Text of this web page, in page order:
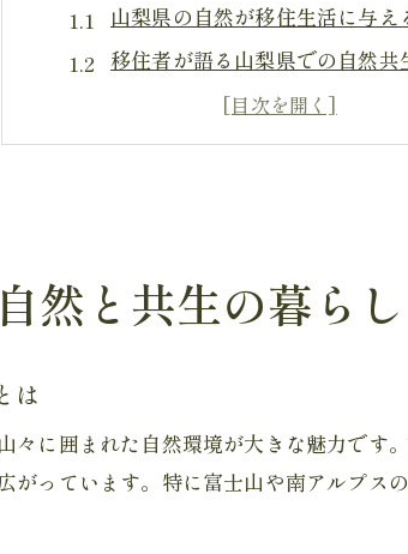
山梨県の自然が移住生活に与え
移住者が語る山梨県での自然共
山梨移住で感じる住宅と自然の
気候を活かした山梨県での快適
山梨県で理想の住宅を選ぶため
自然と調和する工務店の住宅設
山梨県の住宅と自然を活かす工
移住後の気候や住環境のリアルを解
然と共生の暮らし
は
々に囲まれた自然環境が大きな魅力です
がっています。特に富士山や南アルプス